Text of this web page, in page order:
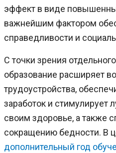
эффект в виде
важнейшим фактором
справедливости и
С точки зрения
образование расширяет
трудоустройства,
заработок и стимулирует
своим здоровье, а также
сокращению бедности. В
дополнительный год